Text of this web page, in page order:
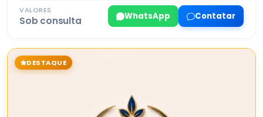
VALORES
Sob consulta WhatsApp Contatar
DESTAQUE